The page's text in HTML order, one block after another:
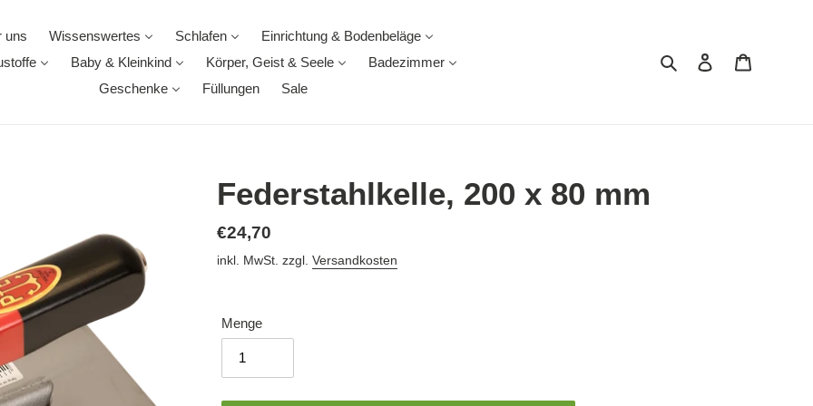
uns Wissenswertes Schlafen
Einrichtung & Bodenbeläge
Baby & Kleinkind Körper, Geist & Seele
Badezimmer
Geschenke
Füllungen Sale
Suchen Einloggen
Federstahlkelle, 200 x 80 mm
Normaler
Preis
€24,70
inkl. MwSt. zzgl. Versandkosten
Menge